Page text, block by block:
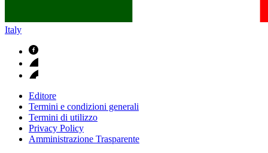
Italy
Editore
Termini e condizioni generali
Termini di utilizzo
Privacy Policy
Amministrazione Trasparente